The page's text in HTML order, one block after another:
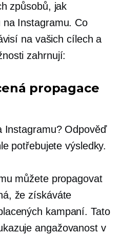
způsobů, jak
Instagramu. Co
na vašich cílech a
zahrnují:
propagace
Instagramu? Odpověď
potřebujete výsledky.
můžete propagovat
že získáváte
kampaní. Tato
angažovanost v